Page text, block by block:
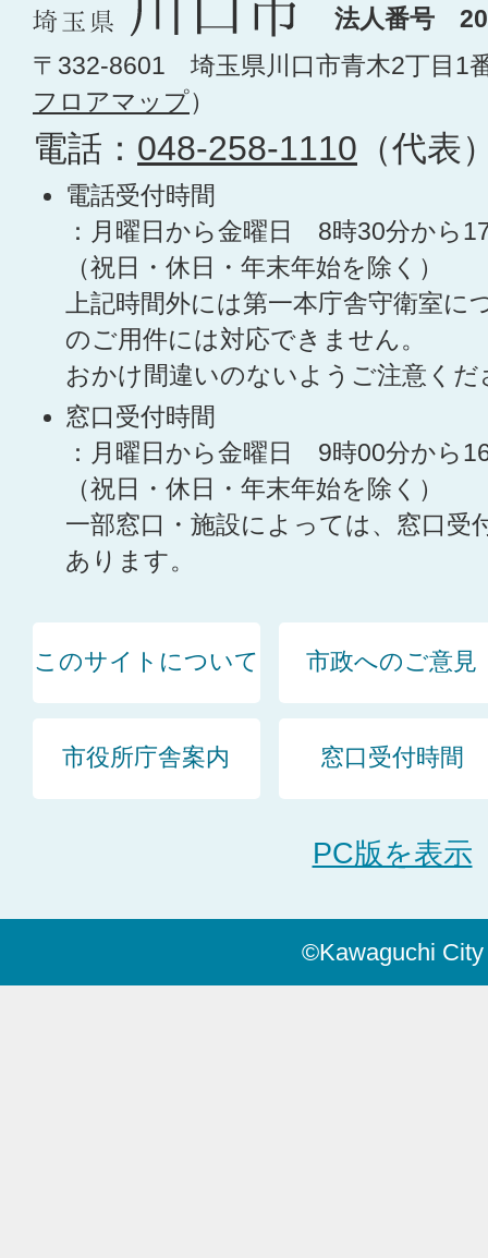
法人番号
〒332-8601 埼玉県川口市青木2丁目1
フロアマップ）
電話： 048-258-1110 （代表
電話受付時間
：月曜日から金曜日 8時30分から
（祝日・休日・年末年始を除く）
上記時間外には第一本庁舎守衛室に
のご用件には対応できません。
おかけ間違いのないようご注意くだ
窓口受付時間
：月曜日から金曜日 9時00分から
（祝日・休日・年末年始を除く）
一部窓口・施設によっては、窓口受
あります。
このサイトについて 市政へのご意見
市役所庁舎案内 窓口受付時間
PC版を表示
©Kawaguchi City